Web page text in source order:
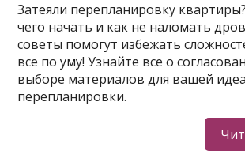
Затеяли перепланировку
чего начать и как не наломать
советы помогут избежать
все по уму! Узнайте все о
выборе материалов для вашей
перепланировки.